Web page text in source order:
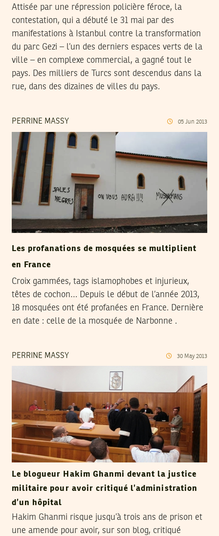
Attisée par une répression policière féroce, la
contestation, qui a débuté le 31 mai par des
manifestations à Istanbul contre la transformation
du parc Gezi – l’un des derniers espaces verts de la
ville – en complexe commercial, a gagné tout le
pays. Des milliers de Turcs sont descendus dans la
rue, dans des dizaines de villes du pays.
PERRINE MASSY 05 Jun 2013
Les profanations de mosquées se multiplient
en France
Croix gammées, tags islamophobes et injurieux,
têtes de cochon… Depuis le début de l’année 2013,
18 mosquées ont été profanées en France. Dernière
en date : celle de la mosquée de Narbonne .
PERRINE MASSY 30 May 2013
Le blogueur Hakim Ghanmi devant la justice
militaire pour avoir critiqué l’administration
d’un hôpital
Hakim Ghanmi risque jusqu’à trois ans de prison et
une amende pour avoir, sur son blog, critiqué